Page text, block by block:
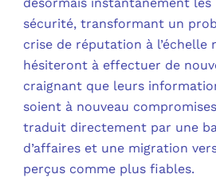
désormais instantanément les
sécurité, transformant un
crise de réputation à l’échelle
hésiteront à effectuer de
craignant que leurs
soient à nouveau
traduit directement par une
d’affaires et une migration
perçus comme plus fiables.